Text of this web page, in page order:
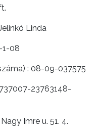
Linda
1-08
: 08-09-037575
23763148-
Imre u. 51. 4.